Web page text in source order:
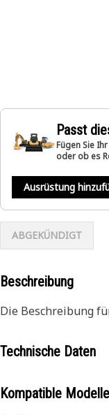
Passt
Fügen Sie
oder ob es
Ausrüstung
ABGEKÜNDIGT
Beschreibung
Die Beschreibung
Technische Daten
Kompatible Modelle